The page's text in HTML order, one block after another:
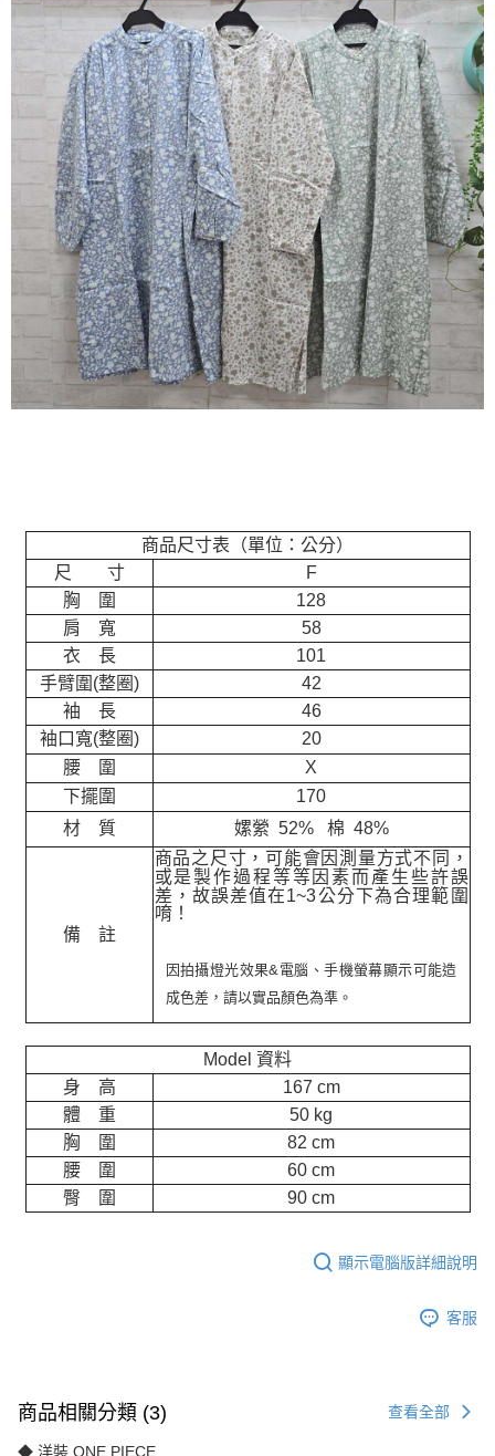
商品尺寸表（單位：公分）
尺 寸
F
胸 圍
128
肩 寬
58
衣 長
101
手臂圍(整圈)
42
袖 長
46
袖口寬(整圈)
20
腰 圍
X
下擺圍
170
材 質
嫘縈 52% 棉 48%
備 註
商品之尺寸，可能會因測量方式不同，
或是製作過程等等因素而產生些許誤
差，故誤差值在1~3公分下為合理範圍
唷！
因拍攝燈光效果&電腦、手機螢幕顯示可能造
成色差，請以實品顏色為準。
Model 資料
身 高
167 cm
體 重
50 kg
胸 圍
82 cm
腰 圍
60 cm
臀 圍
90 cm
顯示電腦版詳細說明
客服
商品相關分類 (3) 查看全部
◆ 洋裝 ONE PIECE